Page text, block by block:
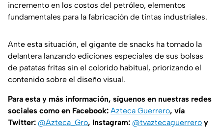
incremento en los costos del petróleo, elementos
fundamentales para la fabricación de tintas industriales.
Ante esta situación, el gigante de snacks ha tomado la
delantera lanzando ediciones especiales de sus bolsas
de patatas fritas sin el colorido habitual, priorizando el
contenido sobre el diseño visual.
Para esta y más información, síguenos en nuestras redes
sociales como en Facebook: Azteca Guerrero, vía
Twitter: @Azteca_Gro, Instagram: @tvaztecaguerrero y